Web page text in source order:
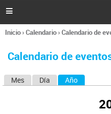
l

Se
usted
Inicio›Calendario›Calendario de
Calendario de
Mes Día Año